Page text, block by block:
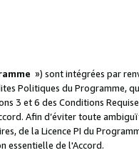
») sont intégrées par
Politiques du Programme,
3 et 6 des Conditions
Afin d’éviter toute
de la Licence PI du
essentielle de l'Accord.